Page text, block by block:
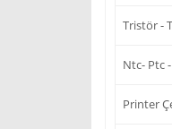
Tristör -
Ntc- Ptc
Printer